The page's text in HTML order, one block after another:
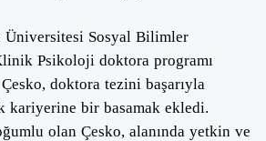
Üniversitesi Sosyal Bilimler
Psikoloji doktora programı
doktora tezini başarıyla
kariyerine bir basamak ekledi.
olan Çesko, alanında yetkin ve